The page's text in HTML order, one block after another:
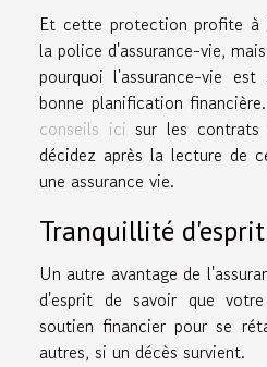
Et cette protection profite à
la police d'assurance-vie,
pourquoi l'assurance-vie
bonne planification
conseils ici sur les contrats
décidez après la lecture de
une assurance vie.
Tranquillité
Un autre avantage de
d'esprit de savoir que
soutien financier pour se
autres, si un décès survient.